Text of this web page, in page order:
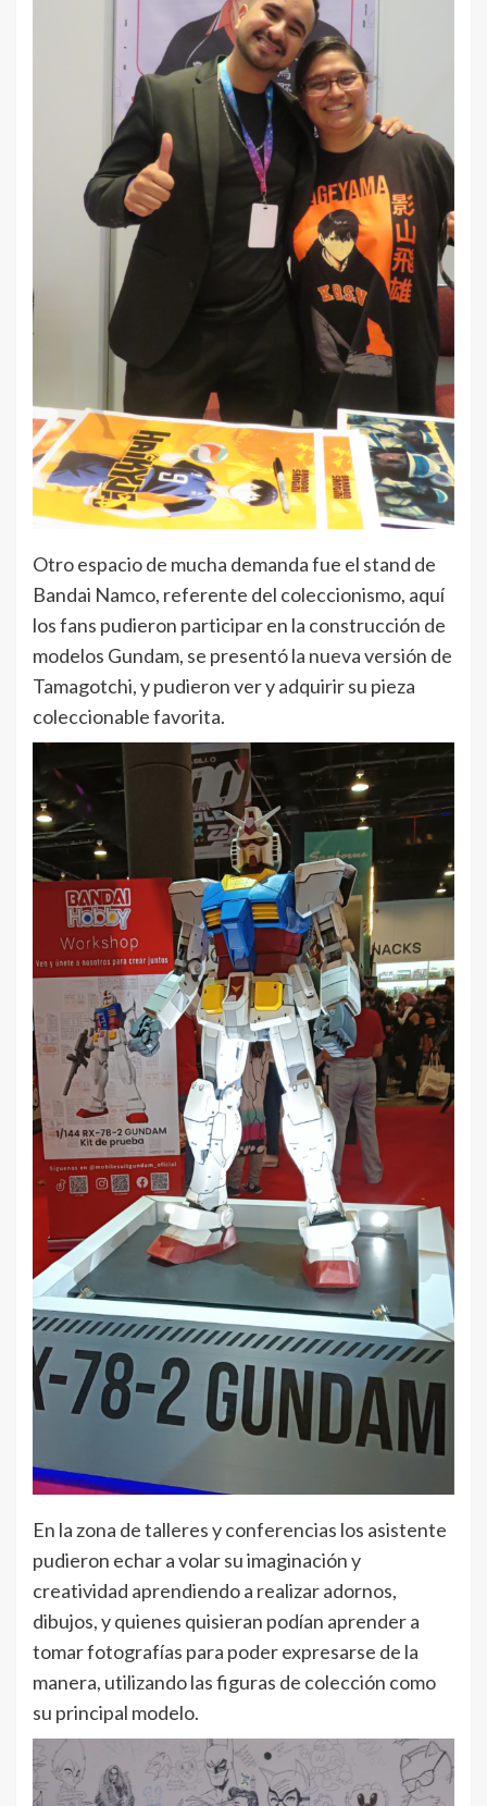
Otro espacio de mucha demanda fue el stand de
Bandai Namco, referente del coleccionismo, aquí
los fans pudieron participar en la construcción de
modelos Gundam, se presentó la nueva versión de
Tamagotchi, y pudieron ver y adquirir su pieza
coleccionable favorita.
En la zona de talleres y conferencias los asistente
pudieron echar a volar su imaginación y
creatividad aprendiendo a realizar adornos,
dibujos, y quienes quisieran podían aprender a
tomar fotografías para poder expresarse de la
manera, utilizando las figuras de colección como
su principal modelo.